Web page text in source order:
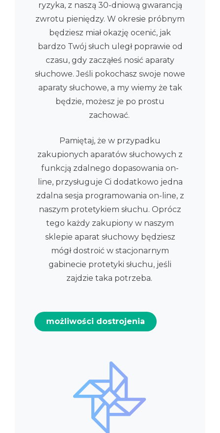
ryzyka, z naszą 30-dniową gwarancją
zwrotu pieniędzy. W okresie próbnym
będziesz miał okazję ocenić, jak
bardzo Twój słuch uległ poprawie od
czasu, gdy zacząłeś nosić aparaty
słuchowe. Jeśli pokochasz swoje nowe
aparaty słuchowe, a my wiemy że tak
będzie, możesz je po prostu
zachować.
Pamiętaj, że w przypadku
zakupionych aparatów słuchowych z
funkcją zdalnego dopasowania on-
line, przysługuje Ci dodatkowo jedna
zdalna sesja programowania on-line, z
naszym protetykiem słuchu. Oprócz
tego każdy zakupiony w naszym
sklepie aparat słuchowy będziesz
mógł dostroić w stacjonarnym
gabinecie protetyki słuchu, jeśli
zajdzie taka potrzeba.
możliwości dostrojenia